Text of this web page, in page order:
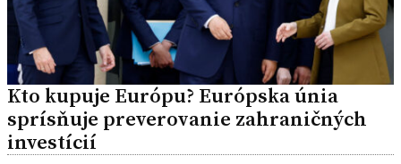
Kto kupuje Európu? Európska únia
sprísňuje preverovanie zahraničných
investícií